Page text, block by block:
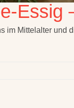
Essig
im Mittelalter und